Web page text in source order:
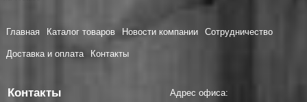
Главная Каталог товаров Новости компании Сотрудничество
Доставка и оплата Контакты
Контакты
Адрес офиса: